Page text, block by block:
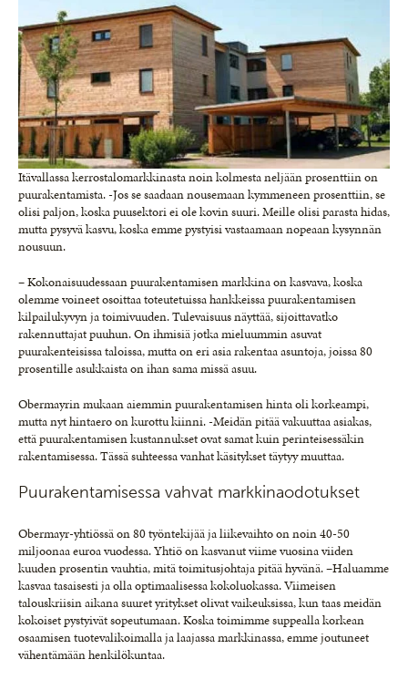
Itävallassa kerrostalomarkkinasta noin kolmesta neljään prosenttiin on
puurakentamista. -Jos se saadaan nousemaan kymmeneen prosenttiin, se
olisi paljon, koska puusektori ei ole kovin suuri. Meille olisi parasta hidas,
mutta pysyvä kasvu, koska emme pystyisi vastaamaan nopeaan kysynnän
nousuun.
– Kokonaisuudessaan puurakentamisen markkina on kasvava, koska
olemme voineet osoittaa toteutetuissa hankkeissa puurakentamisen
kilpailukyvyn ja toimivuuden. Tulevaisuus näyttää, sijoittavatko
rakennuttajat puuhun. On ihmisiä jotka mieluummin asuvat
puurakenteisissa taloissa, mutta on eri asia rakentaa asuntoja, joissa 80
prosentille asukkaista on ihan sama missä asuu.
Obermayrin mukaan aiemmin puurakentamisen hinta oli korkeampi,
mutta nyt hintaero on kurottu kiinni. -Meidän pitää vakuuttaa asiakas,
että puurakentamisen kustannukset ovat samat kuin perinteisessäkin
rakentamisessa. Tässä suhteessa vanhat käsitykset täytyy muuttaa.
Puurakentamisessa vahvat markkinaodotukset
Obermayr-yhtiössä on 80 työntekijää ja liikevaihto on noin 40-50
miljoonaa euroa vuodessa. Yhtiö on kasvanut viime vuosina viiden
kuuden prosentin vauhtia, mitä toimitusjohtaja pitää hyvänä. –Haluamme
kasvaa tasaisesti ja olla optimaalisessa kokoluokassa. Viimeisen
talouskriisin aikana suuret yritykset olivat vaikeuksissa, kun taas meidän
kokoiset pystyivät sopeutumaan. Koska toimimme suppealla korkean
osaamisen tuotevalikoimalla ja laajassa markkinassa, emme joutuneet
vähentämään henkilökuntaa.